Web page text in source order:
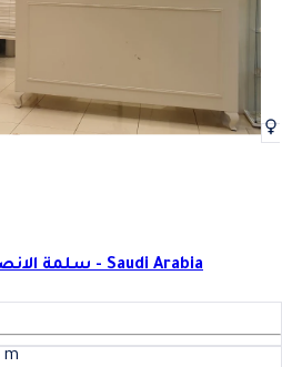
سلمة الانصاري - 12475 - منطقة الرياض - Saudi Arabia
m